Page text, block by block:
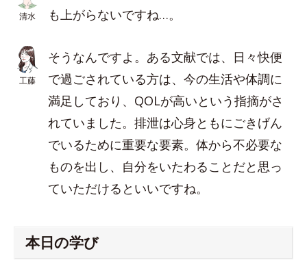
清水
も上がらないですね…。
工藤
そうなんですよ。ある文献では、日々快便
で過ごされている方は、今の生活や体調に
満足しており、QOLが高いという指摘がさ
れていました。排泄は心身ともにごきげん
でいるために重要な要素。体から不必要な
ものを出し、自分をいたわることだと思っ
ていただけるといいですね。
本日の学び